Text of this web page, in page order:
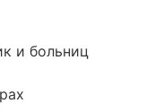
и больниц